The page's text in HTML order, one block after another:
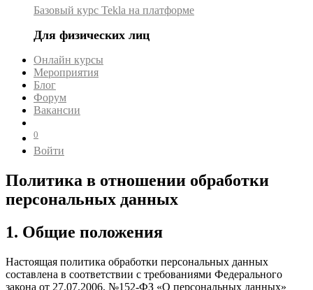
Базовый курс Tekla на платформе
Для физических лиц
Онлайн курсы
Мероприятия
Блог
Форум
Вакансии
0
Войти
Политика в отношении обработки
персональных данных
1. Общие положения
Настоящая политика обработки персональных данных
составлена в соответствии с требованиями Федерального
закона от 27.07.2006. №152-ФЗ «О персональных данных»